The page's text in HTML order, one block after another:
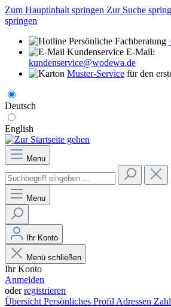
Zum Hauptinhalt springen Zur Suche
springen
Persönliche Fachberatung
E-Mail:
kundenservice@wodewa.de
Muster-Service für den
Deutsch
English
Menu
Menu
Ihr Konto
Menü schließen
Ihr Konto
Anmelden
oderregistrieren
Übersicht Persönliches Profil Adressen